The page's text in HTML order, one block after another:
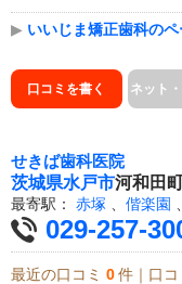
▶ いいじま矯正歯科の
口コミを書く ネット
せきば歯科医院
茨城県水戸市河和田
最寄駅： 赤塚 、 偕楽園 、
029-257-
最近の口コミ 0 件｜口コ